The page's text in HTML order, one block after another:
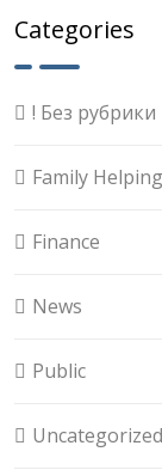
Categories
! Без рубрики
Family Helping
Finance
News
Public
Uncategorized